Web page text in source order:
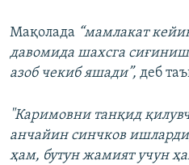
Мақолада “мамлакат
давомида шахсга
азоб чекиб яшади”, деб
"Каримовни танқид
анчайин синчков
ҳам, бутун жамият учун